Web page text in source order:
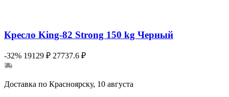
Кресло King-82 Strong 150 kg Черный
-32% 19129 ₽ 27737.6 ₽
Доставка по Красноярску, 10 августа